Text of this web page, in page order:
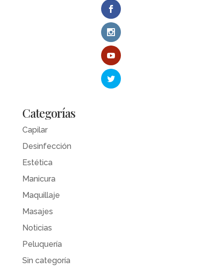
Categorías
Capilar
Desinfección
Estética
Manicura
Maquillaje
Masajes
Noticias
Peluquería
Sin categoría